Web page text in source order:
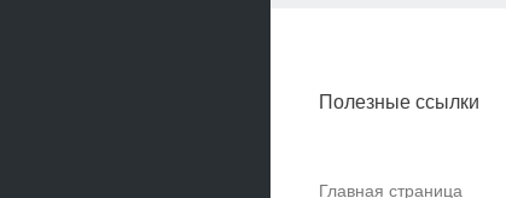
Полезные ссылки
Главная страница